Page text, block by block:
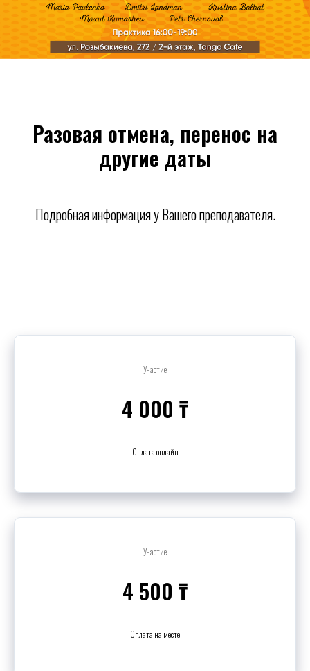
Разовая отмена, перенос на
другие даты
Подробная информация у Вашего преподавателя.
Участие
4 000 ₸
Оплата онлайн
Участие
4 500 ₸
Оплата на месте